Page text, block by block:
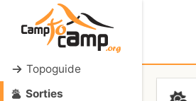
Topoguide
Sorties